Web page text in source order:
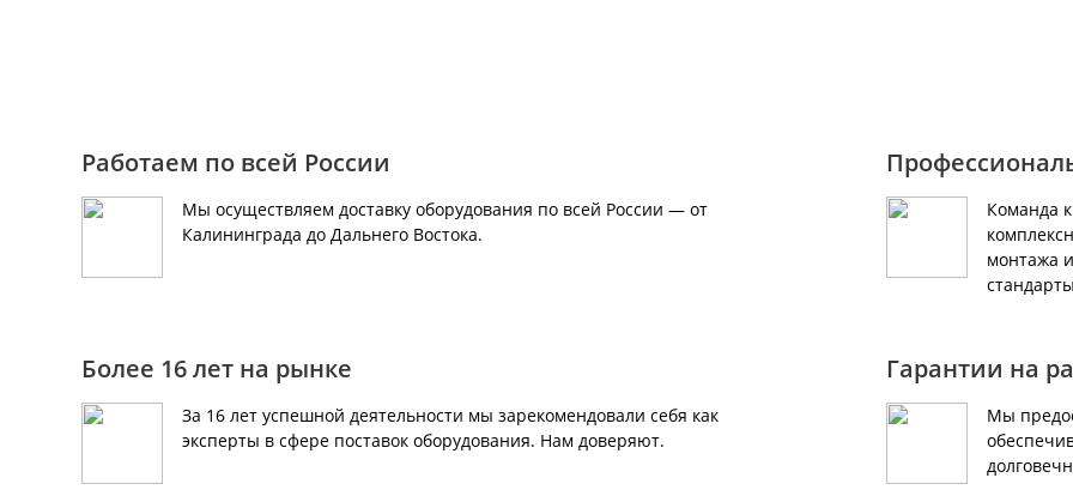
Работаем по всей России
Мы осуществляем доставку оборудования по всей России — от
Калининграда до Дальнего Востока.
Команда
монтажа
Более 16 лет на рынке
За 16 лет успешной деятельности мы зарекомендовали себя как
эксперты в сфере поставок оборудования. Нам доверяют.
Гарантии на
Мы